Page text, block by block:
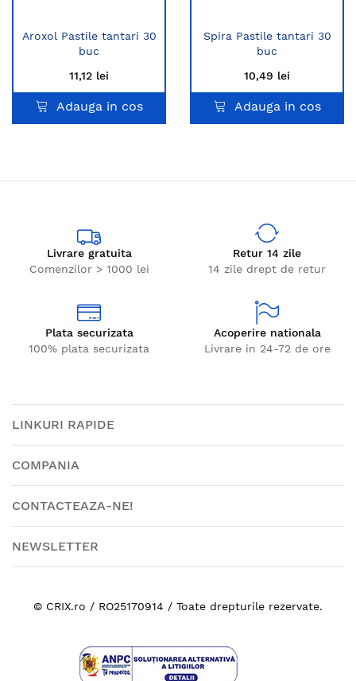
Aroxol Pastile tantari 30
buc
11,12 lei
Adauga in cos
Spira Pastile tantari 30
buc
10,49 lei
Adauga in cos
Livrare gratuita
Comenzilor > 1000 lei
Retur 14 zile
14 zile drept de retur
Plata securizata
100% plata securizata
Acoperire nationala
Livrare in 24-72 de ore
LINKURI RAPIDE
COMPANIA
CONTACTEAZA-NE!
NEWSLETTER
© CRIX.ro / RO25170914 / Toate drepturile rezervate.